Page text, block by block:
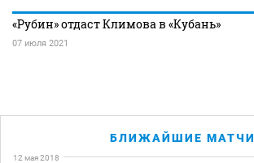
«Рубин» отдаст Климова в «Кубань»
07 июля 2021
БЛИЖАЙШИЕ МАТЧИ
12 мая 2018